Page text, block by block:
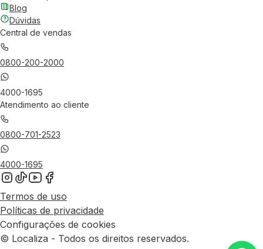
Blog
Dúvidas
Central de vendas
0800-200-2000
4000-1695
Atendimento ao cliente
0800-701-2523
4000-1695
Termos de uso
Políticas de privacidade
Configurações de cookies
© Localiza - Todos os direitos reservados.